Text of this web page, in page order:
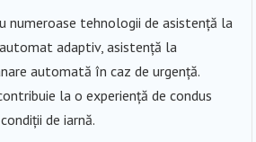
numeroase tehnologii de asistență la
adaptiv, asistență la
automată în caz de urgență.
la o experiență de condus
de iarnă.